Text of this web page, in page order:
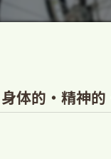
体的・精神